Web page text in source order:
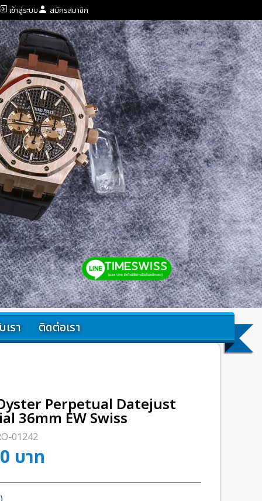
เข้าสู่ระบบ สมัครสมาชิก
เรา ติดต่อเรา
Perpetual Datejust
36mm EW Swiss
01242
บาท